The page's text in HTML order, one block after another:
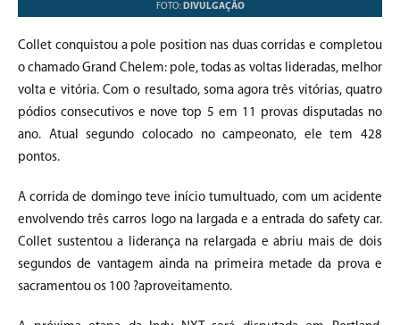
FOTO: DIVULGAÇÃO
Collet conquistou a pole position nas duas corridas e completou
o chamado Grand Chelem: pole, todas as voltas lideradas, melhor
volta e vitória. Com o resultado, soma agora três vitórias, quatro
pódios consecutivos e nove top 5 em 11 provas disputadas no
ano. Atual segundo colocado no campeonato, ele tem 428
pontos.
A corrida de domingo teve início tumultuado, com um acidente
envolvendo três carros logo na largada e a entrada do safety car.
Collet sustentou a liderança na relargada e abriu mais de dois
segundos de vantagem ainda na primeira metade da prova e
sacramentou os 100 ?aproveitamento.